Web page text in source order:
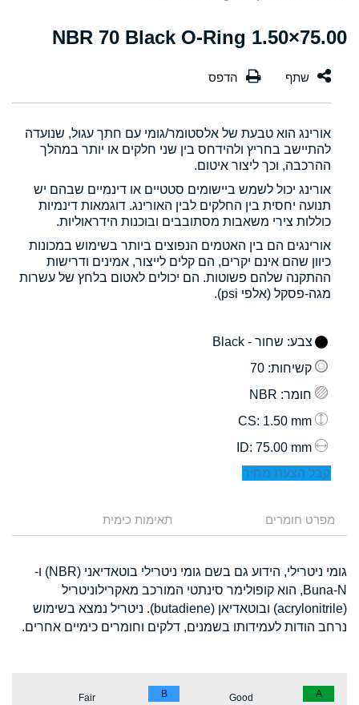
75.00×1.50 NBR 70 Black O-Ring
אורינג הוא טבעת של אלסטומר/גומי עם חתך עגול, שנועדה
להתיישב בחריץ ולהידחס בין שני חלקים או יותר במהלך
ההרכבה, וכך ליצור איטום.
אורינג יכול לשמש ביישומים סטטיים או דינמיים שבהם יש
תנועה יחסית בין החלקים לבין האורינג. דוגמאות דינמיות
כוללות צירי משאבות מסתובבים ובוכנות הידראוליות.
אורינגים הם בין האטמים הנפוצים ביותר בשימוש במכונות
כיוון שהם אינם יקרים, הם קלים לייצור, אמינים ודרישות
ההתקנה שלהם פשוטות. הם יכולים לאטום בלחץ של עשרות
מגה-פסקל (אלפי psi).
צבע: שחור - Black
קשיחות: 70
חומר: NBR
: 1.50 mm
: 75.00 mm
קבל הצעת מחיר
מפרט חומרים תאימות כימית
גומי ניטרילי, הידוע גם בשם גומי ניטרילי בוטאדיאני (NBR) ו-
Buna-N, הוא קופולימר סינתטי המורכב מאקרילוניטריל
(acrylonitrile) ובוטאדיאן (butadiene). ניטריל נמצא בשימוש
נרחב הודות לעמידותו בשמנים, דלקים וחומרים כימיים אחרים.
A
Good
B
Fair